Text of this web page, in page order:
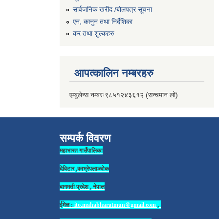
सार्वजनिक खरीद /बोलपत्र सूचना
एन, कानुन तथा निर्देशिका
कर तथा शुल्कहरु
आपत्कालिन नम्बरहरु
एम्बुलेन्स नम्बरः९८५१२४३६१२ (सन्चमान लो)
सम्पर्क विवरण
महाभारत गाउँपालिका
देविटार ,काभ्रेपलाञ्चोक
बागमती प्रदेश , नेपाल
ईमेल : ito.mahabharatmun@gmail.com,